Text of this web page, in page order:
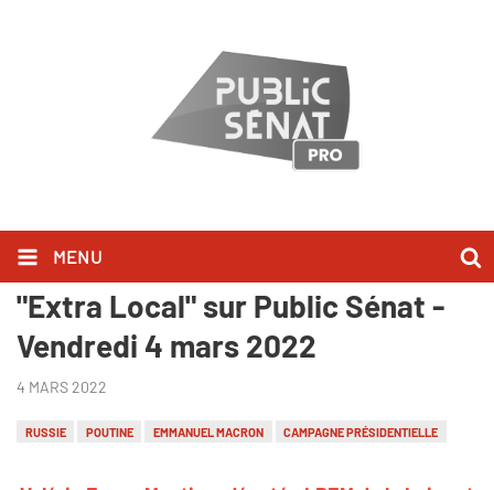
MENU
Valéria Faure-Muntian l'a dit dans
"Extra Local" sur Public Sénat -
Vendredi 4 mars 2022
4 MARS 2022
RUSSIE POUTINE EMMANUEL MACRON CAMPAGNE PRÉSIDENTIELLE